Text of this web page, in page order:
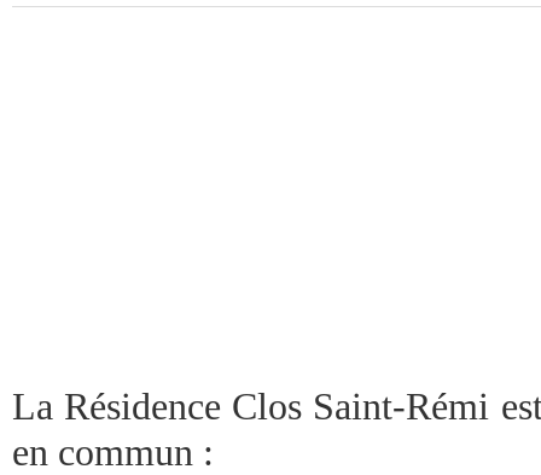
La Résidence Clos Saint-Rémi
en commun :